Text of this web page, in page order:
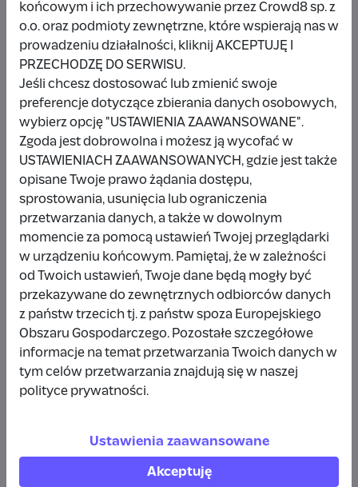
Wpłacający/a
Wpłata anonimowa
10 zł miesiąc temu
Damianbloque Wordpress
1 zł 7 miesięcy temu
Wpłata anonimowa
10 zł rok temu
Wpłata anonimowa
10 zł rok temu
Wpłata anonimowa
Zobacz więcej
końcowym i ich przechowywanie przez Crowd8 sp. z
o.o. oraz podmioty zewnętrzne, które wspierają nas w
prowadzeniu działalności, kliknij AKCEPTUJĘ I
PRZECHODZĘ DO SERWISU.
Jeśli chcesz dostosować lub zmienić swoje
preferencje dotyczące zbierania danych osobowych,
wybierz opcję "USTAWIENIA ZAAWANSOWANE".
Zgoda jest dobrowolna i możesz ją wycofać w
USTAWIENIACH ZAAWANSOWANYCH, gdzie jest także
opisane Twoje prawo żądania dostępu,
sprostowania, usunięcia lub ograniczenia
przetwarzania danych, a także w dowolnym
momencie za pomocą ustawień Twojej przeglądarki
w urządzeniu końcowym. Pamiętaj, że w zależności
od Twoich ustawień, Twoje dane będą mogły być
przekazywane do zewnętrznych odbiorców danych
z państw trzecich tj. z państw spoza Europejskiego
Obszaru Gospodarczego. Pozostałe szczegółowe
informacje na temat przetwarzania Twoich danych w
tym celów przetwarzania znajdują się w naszej
polityce prywatności.
Ustawienia zaawansowane
Akceptuję